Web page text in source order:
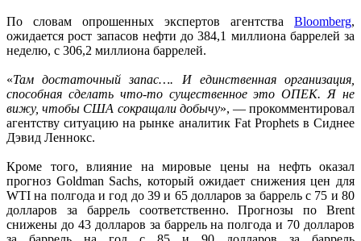
По словам опрошенных экспертов агентства Bloomberg,
ожидается рост запасов нефти до 384,1 миллиона баррелей за
неделю, с 306,2 миллиона баррелей.
«Там достаточный запас…. И единственная организация,
способная сделать что-то существенное это ОПЕК. Я не
вижу, чтобы США сокращали добычу», — прокомментировал
агентству ситуацию на рынке аналитик Fat Prophets в Сиднее
Дэвид Леннокс.
Кроме того, влияние на мировые цены на нефть оказал
прогноз Goldman Sachs, который ожидает снижения цен для
WTI на полгода и год до 39 и 65 долларов за баррель с 75 и 80
долларов за баррель соответственно. Прогнозы по Brent
снижены до 43 долларов за баррель на полгода и 70 долларов